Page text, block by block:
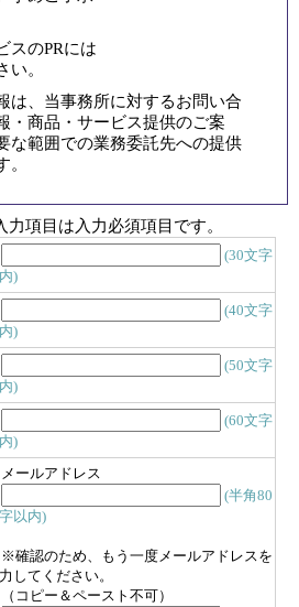
スのPRには
い。
は、当事務所に対するお問い合
・商品・サービス提供のご案
な範囲での業務委託先への提供
。
力項目は入力必須項目です。
(30文字
)
(40文字
)
(50文字
)
(60文字
)
メールアドレス
(半角80
以内)
※確認のため、もう一度メールアドレスを
してください。
（コピー＆ペースト不可）